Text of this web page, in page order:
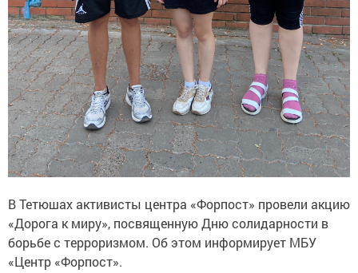
В Тетюшах активисты центра «Форпост» провели акцию
«Дорога к миру», посвященную Дню солидарности в
борьбе с терроризмом. Об этом информирует МБУ
«Центр «Форпост».